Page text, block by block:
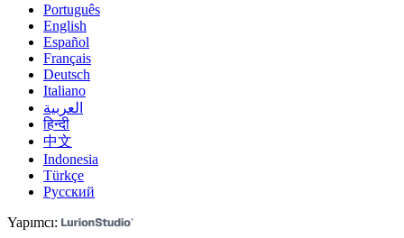
Português
English
Español
Français
Deutsch
Italiano
العربية
हिन्दी
中文
Indonesia
Türkçe
Русский
Yapımcı: